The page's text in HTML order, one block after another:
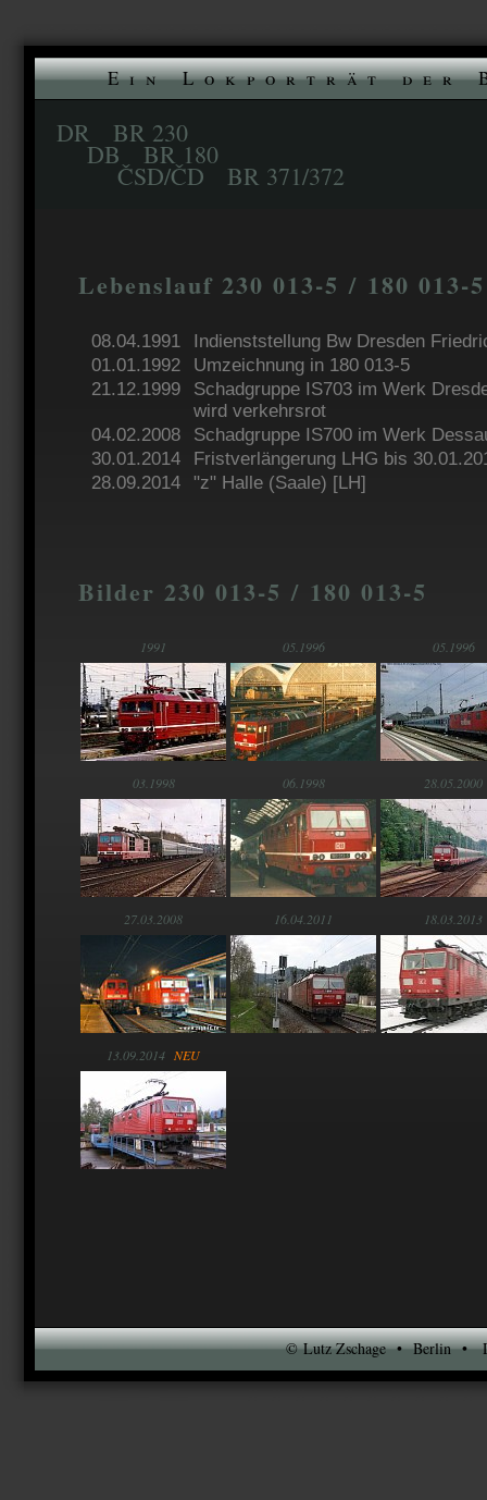
Ein Lokporträt der
DR BR 230
DB BR 180
ČSD/ČD BR 371/372
Lebenslauf 230 013-5 / 180 013-5
08.04.1991
Indienststellung Bw Dresden
01.01.1992
Umzeichnung in 180 013-5
21.12.1999
Schadgruppe IS703 im Werk
wird verkehrsrot
04.02.2008
Schadgruppe IS700 im Werk
30.01.2014
Fristverlängerung LHG bis
28.09.2014
"z" Halle (Saale) [LH]
Bilder 230 013-5 / 180 013-5
1991 05.1996 05.1996
03.1998 06.1998 28.05.2000
27.03.2008 16.04.2011 18.03.2013
13.09.2014 NEU
© Lutz Zschage • Berlin •